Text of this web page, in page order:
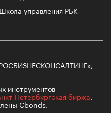
Школа управления РБК
инструментов
Петербургская биржа.
Cbonds.